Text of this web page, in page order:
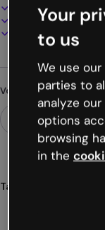
Ajoutez audio,
Présentez,
Téléchargez en
Vous cherchez autre
Tags
Your
to us
We use
parties to
analyze
options
browsing
in the